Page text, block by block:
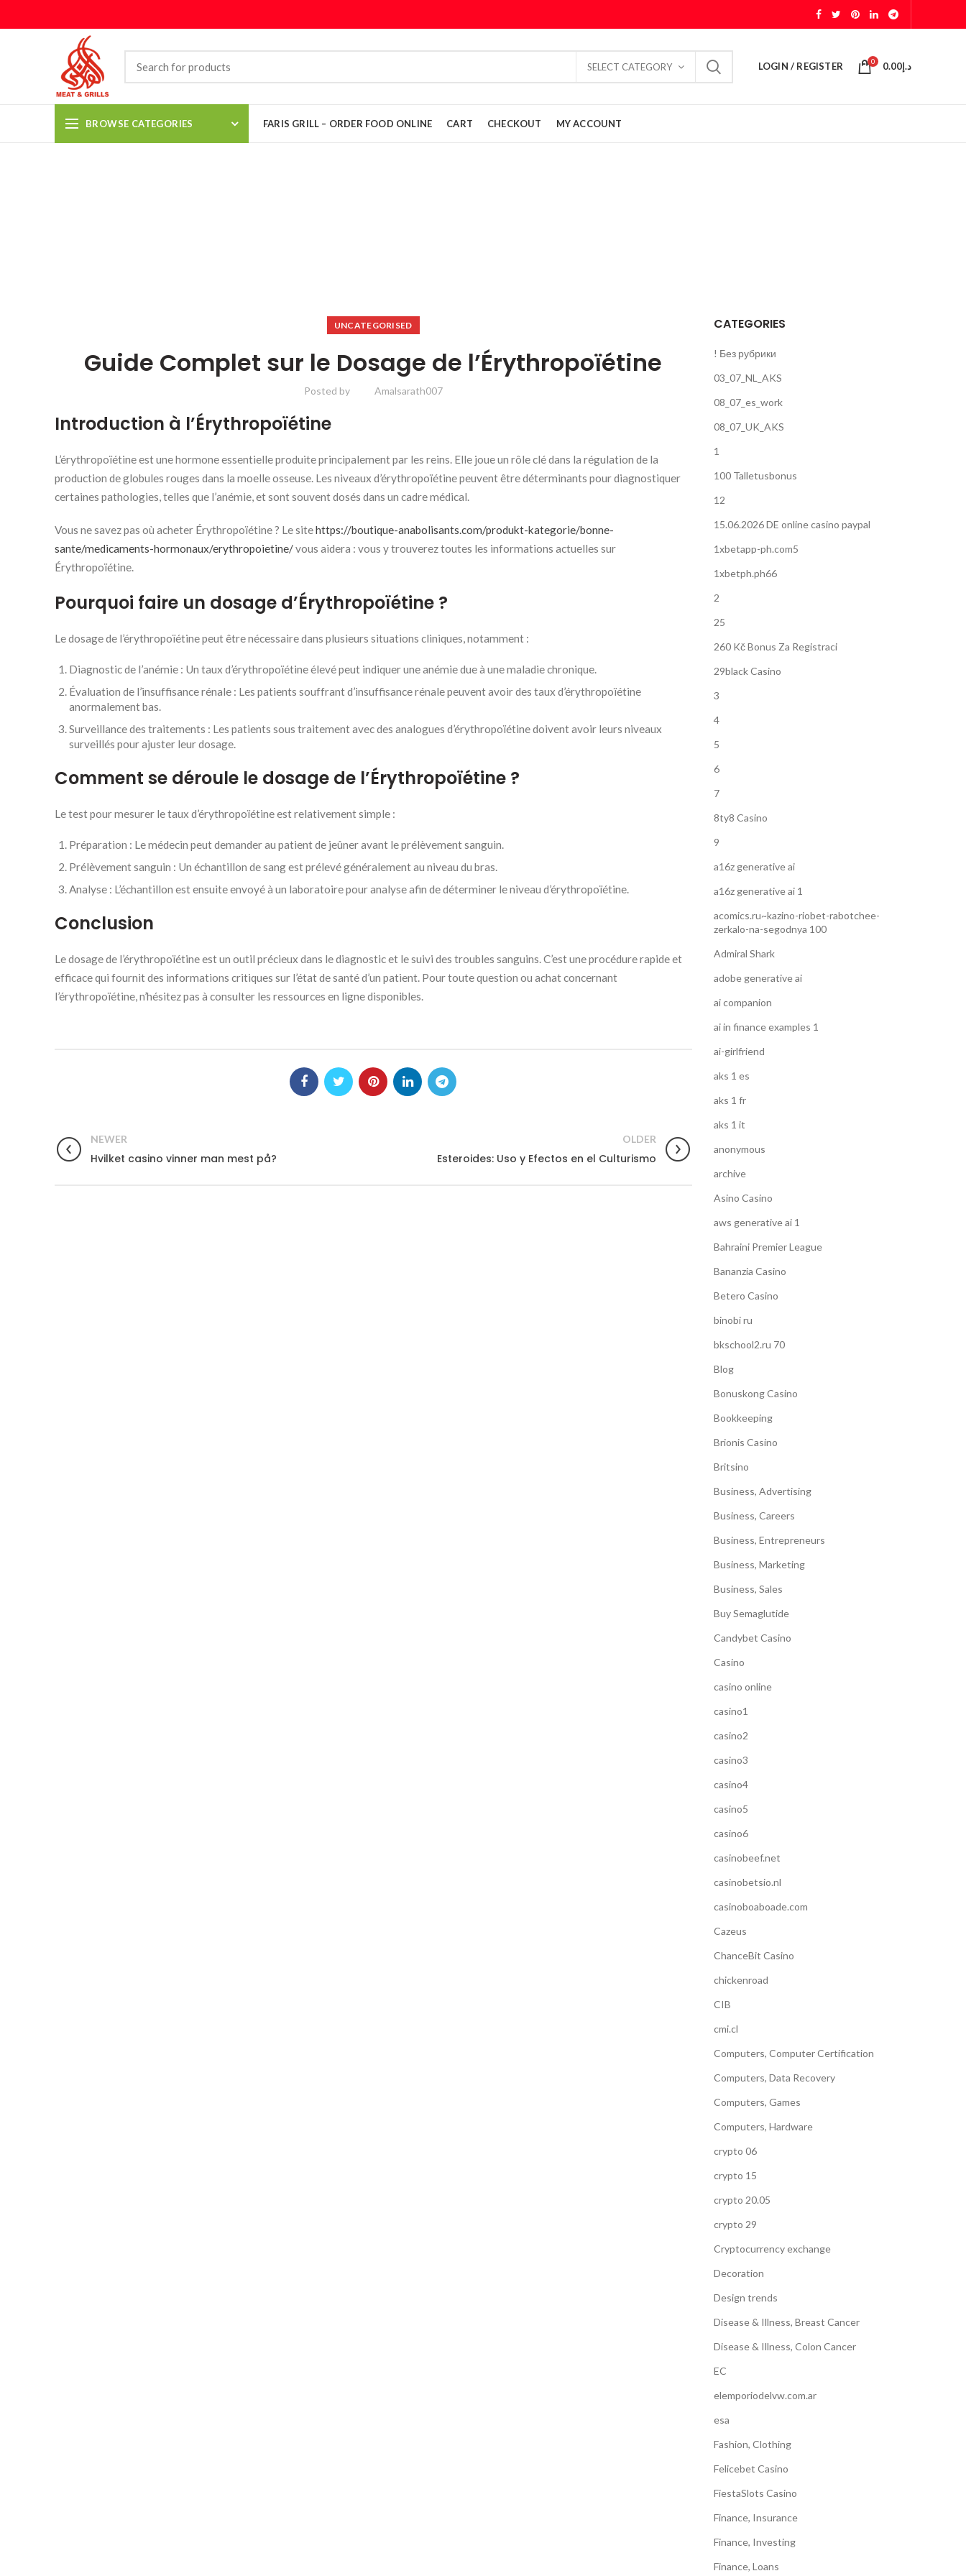
SELECT CATEGORY LOGIN / REGISTER 0 د.إ0.00
BROWSE CATEGORIES FARIS GRILL – ORDER FOOD ONLINE CART CHECKOUT MY ACCOUNT
UNCATEGORISED
Guide Complet sur le Dosage de l’Érythropoïétine
Posted by Amalsarath007
Introduction à l’Érythropoïétine
L’érythropoïétine est une hormone essentielle produite principalement par les reins. Elle joue un rôle clé dans la régulation de la
production de globules rouges dans la moelle osseuse. Les niveaux d’érythropoïétine peuvent être déterminants pour diagnostiquer
certaines pathologies, telles que l’anémie, et sont souvent dosés dans un cadre médical.
Vous ne savez pas où acheter Érythropoïétine ? Le sitehttps://boutique-anabolisants.com/produkt-kategorie/bonne-
sante/medicaments-hormonaux/erythropoietine/vous aidera : vous y trouverez toutes les informations actuelles sur
Érythropoïétine.
Pourquoi faire un dosage d’Érythropoïétine ?
Le dosage de l’érythropoïétine peut être nécessaire dans plusieurs situations cliniques, notamment :
Diagnostic de l’anémie : Un taux d’érythropoïétine élevé peut indiquer une anémie due à une maladie chronique.
Évaluation de l’insuffisance rénale : Les patients souffrant d’insuffisance rénale peuvent avoir des taux d’érythropoïétine
anormalement bas.
Surveillance des traitements : Les patients sous traitement avec des analogues d’érythropoïétine doivent avoir leurs niveaux
surveillés pour ajuster leur dosage.
Comment se déroule le dosage de l’Érythropoïétine ?
Le test pour mesurer le taux d’érythropoïétine est relativement simple :
Préparation : Le médecin peut demander au patient de jeûner avant le prélèvement sanguin.
Prélèvement sanguin : Un échantillon de sang est prélevé généralement au niveau du bras.
Analyse : L’échantillon est ensuite envoyé à un laboratoire pour analyse afin de déterminer le niveau d’érythropoïétine.
Conclusion
Le dosage de l’érythropoïétine est un outil précieux dans le diagnostic et le suivi des troubles sanguins. C’est une procédure rapide et
efficace qui fournit des informations critiques sur l’état de santé d’un patient. Pour toute question ou achat concernant
l’érythropoïétine, n’hésitez pas à consulter les ressources en ligne disponibles.
NEWER
Hvilket casino vinner man mest på?
OLDER
Esteroides: Uso y Efectos en el Culturismo
CATEGORIES
! Без рубрики
03_07_NL_AKS
08_07_es_work
08_07_UK_AKS
1
100 Talletusbonus
12
15.06.2026 DE online casino paypal
1xbetapp-ph.com5
1xbetph.ph66
2
25
260 Kč Bonus Za Registraci
29black Casino
3
4
5
6
7
8ty8 Casino
9
a16z generative ai
a16z generative ai 1
acomics.ru~kazino-riobet-rabotchee-
zerkalo-na-segodnya 100
Admiral Shark
adobe generative ai
ai companion
ai in finance examples 1
ai-girlfriend
aks 1 es
aks 1 fr
aks 1 it
anonymous
archive
Asino Casino
aws generative ai 1
Bahraini Premier League
Bananzia Casino
Betero Casino
binobi ru
bkschool2.ru 70
Blog
Bonuskong Casino
Bookkeeping
Brionis Casino
Britsino
Business, Advertising
Business, Careers
Business, Entrepreneurs
Business, Marketing
Business, Sales
Buy Semaglutide
Candybet Casino
Casino
casino online
casino1
casino2
casino3
casino4
casino5
casino6
casinobeef.net
casinobetsio.nl
casinoboaboade.com
Cazeus
ChanceBit Casino
chickenroad
CIB
cmi.cl
Computers, Computer Certification
Computers, Data Recovery
Computers, Games
Computers, Hardware
crypto 06
crypto 15
crypto 20.05
crypto 29
Cryptocurrency exchange
Decoration
Design trends
Disease & Illness, Breast Cancer
Disease & Illness, Colon Cancer
EC
elemporiodelvw.com.ar
esa
Fashion, Clothing
Felicebet Casino
FiestaSlots Casino
Finance, Insurance
Finance, Investing
Finance, Loans